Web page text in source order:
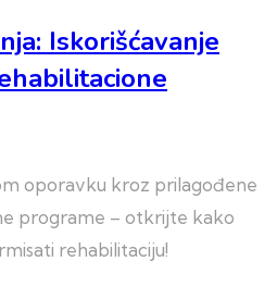
Iskorišćavanje
oporavku kroz prilagođene
programe – otkrijte kako
rehabilitaciju!